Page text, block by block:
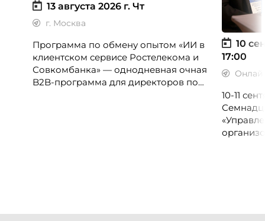
13 августа 2026 г. Чт
г. Москва
Программа по обмену опытом «ИИ в
клиентском сервисе Ростелекома и
Совкомбанка» — однодневная очная
B2B-программа для директоров по
10
17:00
10-11